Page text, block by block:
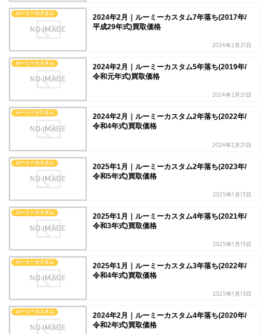
ルーミーカスタム
2024年2月｜ルーミーカスタム7年落ち(2017年/
平成29年式)買取価格
2024年2月21日
ルーミーカスタム
2024年2月｜ルーミーカスタム5年落ち(2019年/
令和元年式)買取価格
2024年2月21日
ルーミーカスタム
2024年2月｜ルーミーカスタム2年落ち(2022年/
令和4年式)買取価格
2024年2月21日
ルーミーカスタム
2025年1月｜ルーミーカスタム2年落ち(2023年/
令和5年式)買取価格
2025年1月13日
ルーミーカスタム
2025年1月｜ルーミーカスタム4年落ち(2021年/
令和3年式)買取価格
2025年1月13日
ルーミーカスタム
2025年1月｜ルーミーカスタム3年落ち(2022年/
令和4年式)買取価格
2025年1月13日
ルーミーカスタム
2024年2月｜ルーミーカスタム4年落ち(2020年/
令和2年式)買取価格